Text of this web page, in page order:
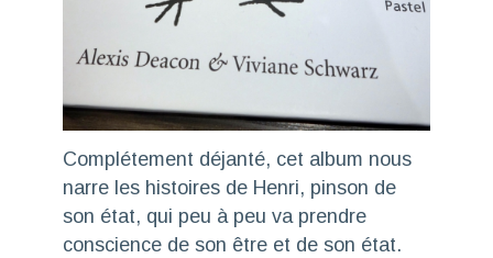
Complétement déjanté, cet album nous
narre les histoires de Henri, pinson de
son état, qui peu à peu va prendre
conscience de son être et de son état.